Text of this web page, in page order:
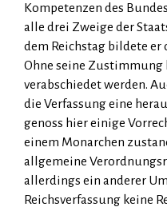
Kompetenzen des
alle drei Zweige der
dem Reichstag bildete er
Ohne seine Zu­stim­mung
verabschiedet werden.
die Verfassung eine
genoss hier einige
einem Mo­nar­chen
allgemeine
allerdings ein anderer
Reichsverfassung keine